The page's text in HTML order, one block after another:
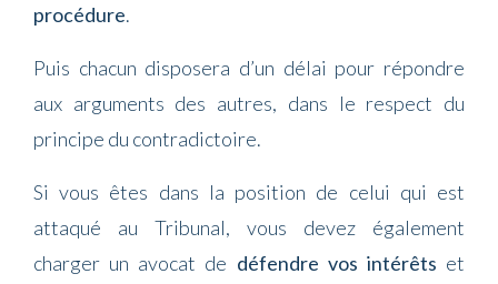
procédure.
Puis chacun disposera d’un délai pour répondre
aux arguments des autres, dans le respect du
principe du contradictoire.
Si vous êtes dans la position de celui qui est
attaqué au Tribunal, vous devez également
charger un avocat de défendre vos intérêts et